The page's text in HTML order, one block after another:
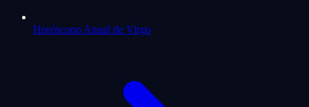
Horóscopo Anual de Virgo